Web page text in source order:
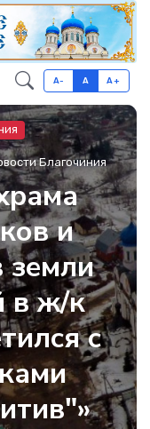
A- A A+
Благочиния
и
земли
в ж/к
с